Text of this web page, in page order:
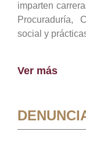
imparten
Procuraduría,
social y
Ver más